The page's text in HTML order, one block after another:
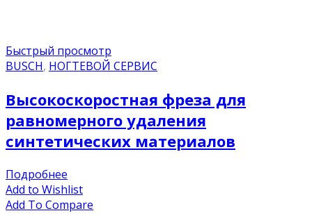
Быстрый просмотр
BUSCH, НОГТЕВОЙ СЕРВИС
Высокоскоростная фреза для
равномерного удаления
синтетических материалов
Подробнее
Add to Wishlist
Add To Compare